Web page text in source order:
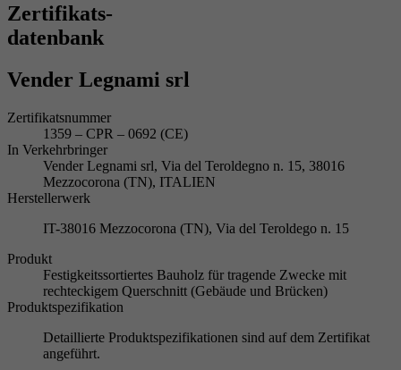
Zertifikats-
datenbank
Vender Legnami srl
Zertifikatsnummer
1359 – CPR – 0692 (CE)
In Verkehrbringer
Vender Legnami srl, Via del Teroldegno n. 15, 38016
Mezzocorona (TN), ITALIEN
Herstellerwerk
IT-38016 Mezzocorona (TN), Via del Teroldego n. 15
Produkt
Festigkeitssortiertes Bauholz für tragende Zwecke mit
rechteckigem Querschnitt (Gebäude und Brücken)
Produktspezifikation
Detaillierte Produktspezifikationen sind auf dem Zertifikat
angeführt.